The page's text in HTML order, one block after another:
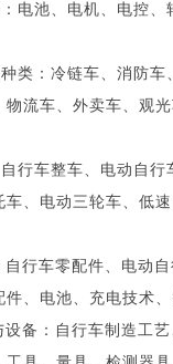
电池、电机、电控、
类：冷链车、消防车
物流车、外卖车、观
行车整车、电动自行
车、电动三轮车、低
自行车零配件、电动
件、电池、充电技术
设备：自行车制造工